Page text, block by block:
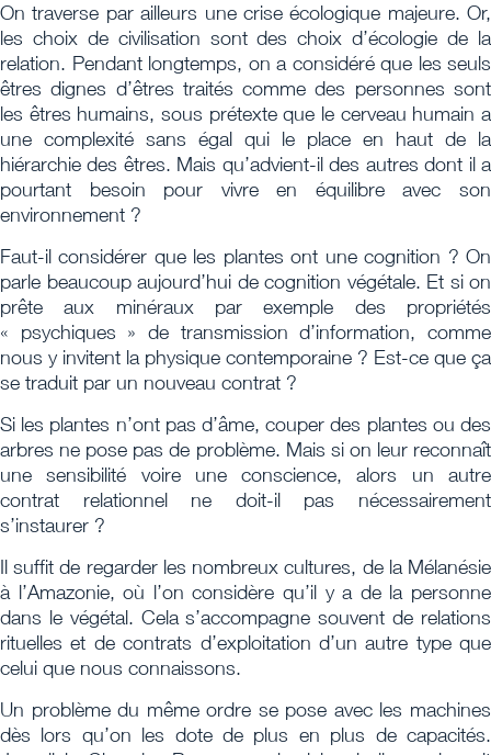
On traverse par ailleurs une crise écologique majeure. Or,
les choix de civilisation sont des choix d’écologie de la
relation. Pendant longtemps, on a considéré que les seuls
êtres dignes d’êtres traités comme des personnes sont
les êtres humains, sous prétexte que le cerveau humain a
une complexité sans égal qui le place en haut de la
hiérarchie des êtres. Mais qu’advient-il des autres dont il a
pourtant besoin pour vivre en équilibre avec son
environnement ?
Faut-il considérer que les plantes ont une cognition ? On
parle beaucoup aujourd’hui de cognition végétale. Et si on
prête aux minéraux par exemple des propriétés
« psychiques » de transmission d’information, comme
nous y invitent la physique contemporaine ? Est-ce que ça
se traduit par un nouveau contrat ?
Si les plantes n’ont pas d’âme, couper des plantes ou des
arbres ne pose pas de problème. Mais si on leur reconnaît
une sensibilité voire une conscience, alors un autre
contrat relationnel ne doit-il pas nécessairement
s’instaurer ?
Il suffit de regarder les nombreux cultures, de la Mélanésie
à l’Amazonie, où l’on considère qu’il y a de la personne
dans le végétal. Cela s’accompagne souvent de relations
rituelles et de contrats d’exploitation d’un autre type que
celui que nous connaissons.
Un problème du même ordre se pose avec les machines
dès lors qu’on les dote de plus en plus de capacités.